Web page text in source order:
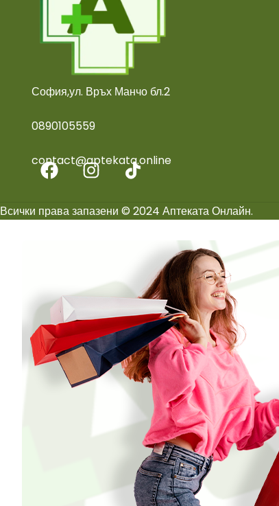
София,ул. Връх Манчо бл.2
0890105559
contact@aptekata.online
Всички права запазени © 2024 Аптеката Онлайн.